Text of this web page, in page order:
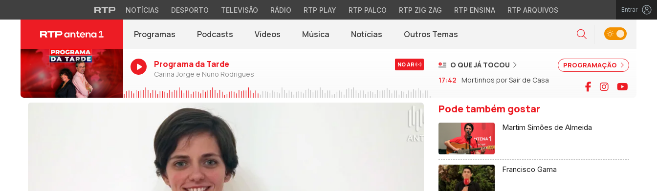
NOTÍCIAS DESPORTO TELEVISÃO RÁDIO RTP PLAY RTP PALCO RTP ZIG ZAG RTP ENSINA RTP ARQUIVOS Entrar
Programas Podcasts Vídeos Música Notícias(abre em nova janela)
Outros Temas Pesquisar
Alternar tema
Programa da Tarde
Carina Jorge e Nuno Rodrigues
NO AR PROGRAMAÇÃO
O QUE JÁ TOCOU
17:42 Mortinhos por Sair de Casa Facebook
Instagram
Pode também gostar
Martim Simões de Almeida
Francisco Gama